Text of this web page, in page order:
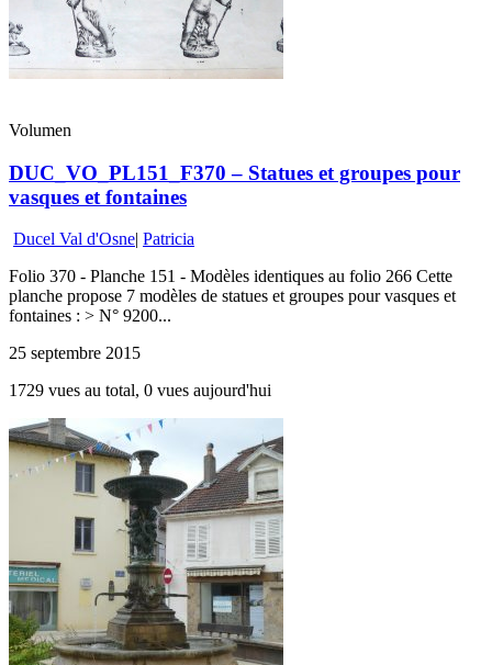
Volumen
DUC_VO_PL151_F370 – Statues et groupes pour
vasques et fontaines
Ducel Val d'Osne| Patricia
Folio 370 - Planche 151 - Modèles identiques au folio 266 Cette
planche propose 7 modèles de statues et groupes pour vasques et
fontaines : > N° 9200...
25 septembre 2015
1729 vues au total, 0 vues aujourd'hui